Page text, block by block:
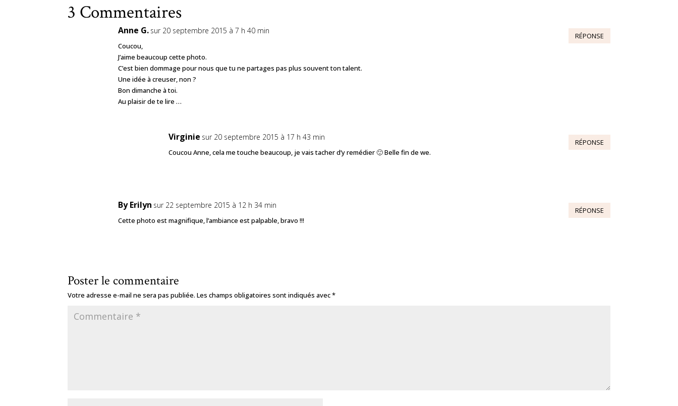
3 Commentaires
Anne G. sur 20 septembre 2015 à 7 h 40 min
Coucou,
J’aime beaucoup cette photo.
C’est bien dommage pour nous que tu ne partages pas plus souvent ton talent.
Une idée à creuser, non ?
Bon dimanche à toi.
Au plaisir de te lire …
RÉPONSE
Virginie sur 20 septembre 2015 à 17 h 43 min
Coucou Anne, cela me touche beaucoup, je vais tacher d’y remédier 🙂 Belle fin de we.
RÉPONSE
By Erilyn sur 22 septembre 2015 à 12 h 34 min
Cette photo est magnifique, l’ambiance est palpable, bravo !!!
RÉPONSE
Poster le commentaire
Votre adresse e-mail ne sera pas publiée. Les champs obligatoires sont indiqués avec*